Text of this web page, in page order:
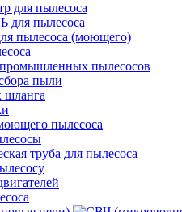
для пылесоса
пылесоса
пылесоса (моющего)
пылесосов
пыли
шланга
пылесоса
труба для пылесоса